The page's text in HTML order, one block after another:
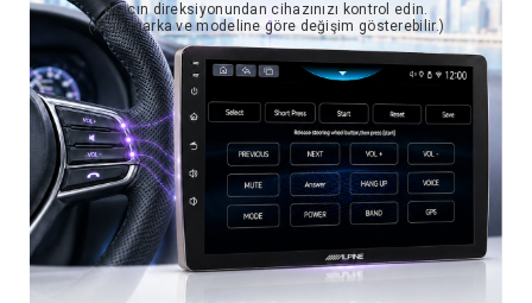
Aracın direksiyonundan cihazınızı kontrol edin.
(Araç marka ve modeline göre değişim gösterebilir.)